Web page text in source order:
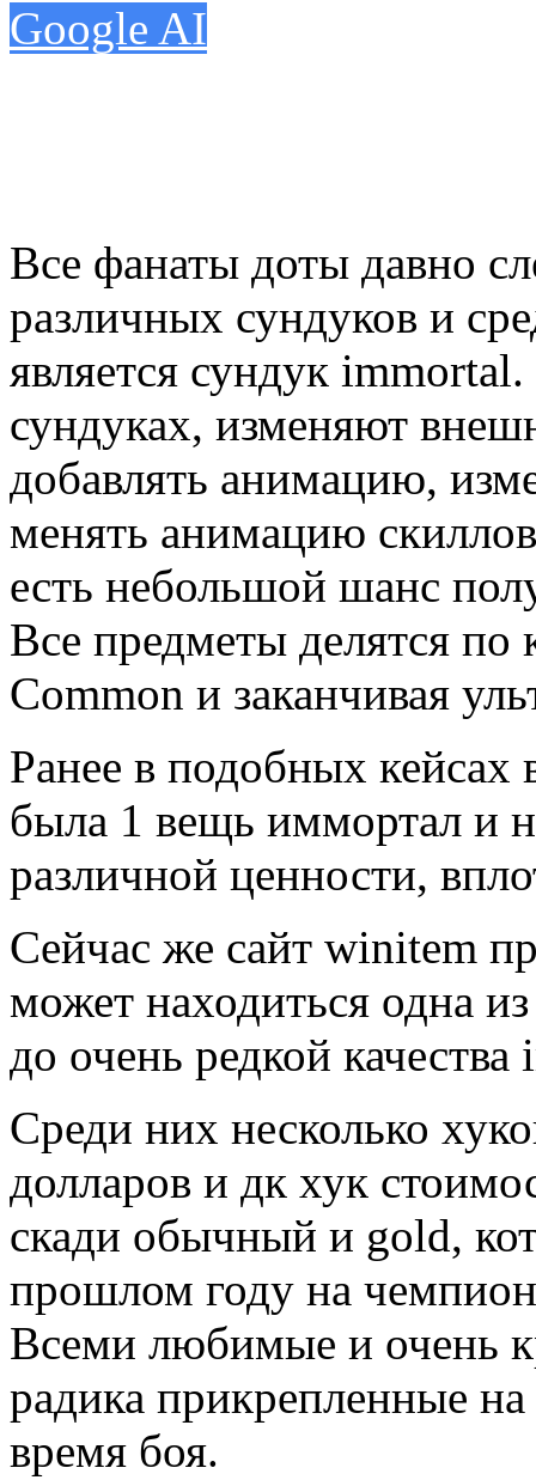
Google AI
Все фанаты доты давно
различных сундуков и
является сундук
сундуках, изменяют
добавлять анимацию,
менять анимацию
есть небольшой шанс
Все предметы делятся по
Common и заканчивая
Ранее в подобных кейсах
была 1 вещь иммортал и
различной ценности,
Сейчас же сайт winitem
может находиться одна
до очень редкой
Среди них несколько
долларов и дк хук
скади обычный и gold,
прошлом году на
Всеми любимые и очень
радика прикрепленные
время боя.